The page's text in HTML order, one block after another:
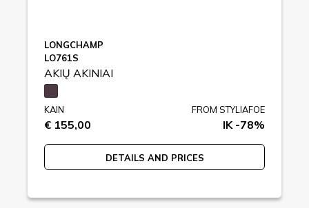
LONGCHAMP
LO761S
AKIŲ AKINIAI
KAIN
€ 155,00
FROM STYLIAFOE
IK -78%
DETAILS AND PRICES